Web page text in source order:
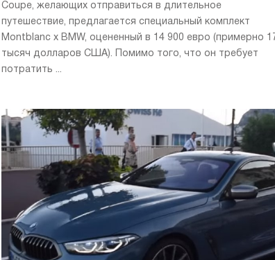
Coupe, желающих отправиться в длительное
путешествие, предлагается специальный комплект
Montblanc x BMW, оцененный в 14 900 евро (примерно
тысяч долларов США). Помимо того, что он требует
потратить ...